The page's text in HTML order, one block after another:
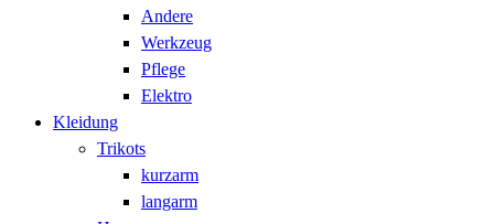
Andere
Werkzeug
Pflege
Elektro
Kleidung
Trikots
kurzarm
langarm